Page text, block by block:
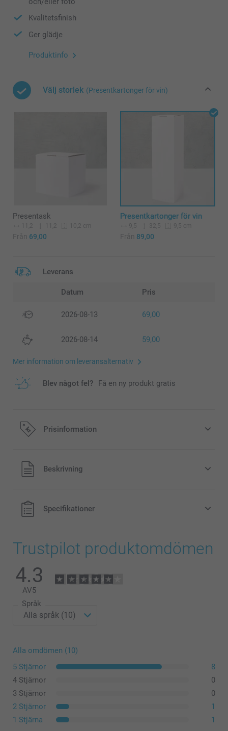
Kvalitetsfinish
Ger glädje
Produktinfo
Välj storlek (Presentkartonger för vin)
Presentask
11,2 11,2 10,2 cm
Från 69,00
Presentkartonger för vin
9,5 32,5 9,5 cm
Från 89,00
Leverans
Datum Pris
2026-08-13 69,00
2026-08-14 59,00
Mer information om leveransalternativ
Blev något fel? Få en ny produkt gratis
Prisinformation
Alla priser är i svenska kronor (SEK), inklusive moms och
exklusive porto.
Beskrivning
Specifikationer
Trustpilot produktomdömen
4.3
AV5
Språk
Alla omdömen (10)
5 Stjärnor
8
4 Stjärnor
0
3 Stjärnor
0
2 Stjärnor
1
1 Stjärna
1